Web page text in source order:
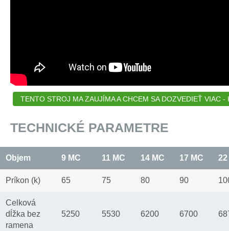
TENTO STROJ MA ZAUJÍMA A CHCEM SA DOZVEDIEŤ VIAC -
TECHNICKÉ PARAMETRE
Objem 9 MC 11 MC 14 MC 17 MC 22
Príkon (k) 65 75 80 90
Celková
dĺžka bez
ramena
5250 5530 6200 6700